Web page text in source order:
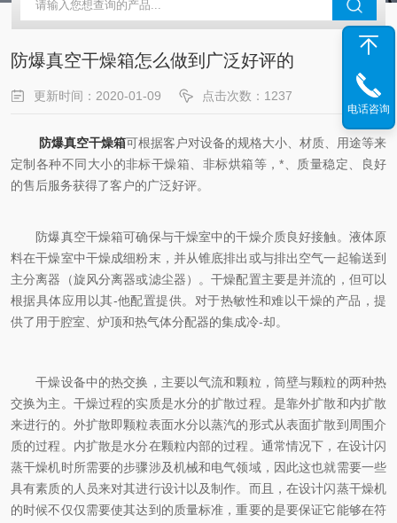
防爆真空干燥箱怎么做到广泛好评的
更新时间：2020-01-09 点击次数：1237
防爆真空干燥箱可根据客户对设备的规格大小、材质、用途等来
定制各种不同大小的非标干燥箱、非标烘箱等，*、质量稳定、良好
的售后服务获得了客户的广泛好评。
防爆真空干燥箱可确保与干燥室中的干燥介质良好接触。液体原
料在干燥室中干燥成细粉末，并从锥底排出或与排出空气一起输送到
主分离器（旋风分离器或滤尘器）。干燥配置主要是并流的，但可以
根据具体应用以其-他配置提供。对于热敏性和难以干燥的产品，提
供了用于腔室、炉顶和热气体分配器的集成冷-却。
干燥设备中的热交换，主要以气流和颗粒，筒壁与颗粒的两种热
交换为主。干燥过程的实质是水分的扩散过程。是靠外扩散和内扩散
来进行的。外扩散即颗粒表面水分以蒸汽的形式从表面扩散到周围介
质的过程。内扩散是水分在颗粒内部的过程。通常情况下，在设计闪
蒸干燥机时所需要的步骤涉及机械和电气领域，因此这也就需要一些
具有素质的人员来对其进行设计以及制作。而且，在设计闪蒸干燥机
的时候不仅仅需要使其达到的质量标准，重要的是要保证它能够在符
电话咨询